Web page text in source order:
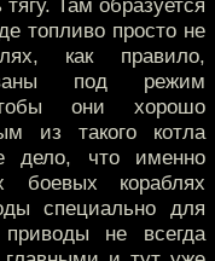
Там образуется
топливо просто не
как правило,
под режим
они хорошо
из такого котла
дело, что именно
боевых кораблях
специально для
не всегда